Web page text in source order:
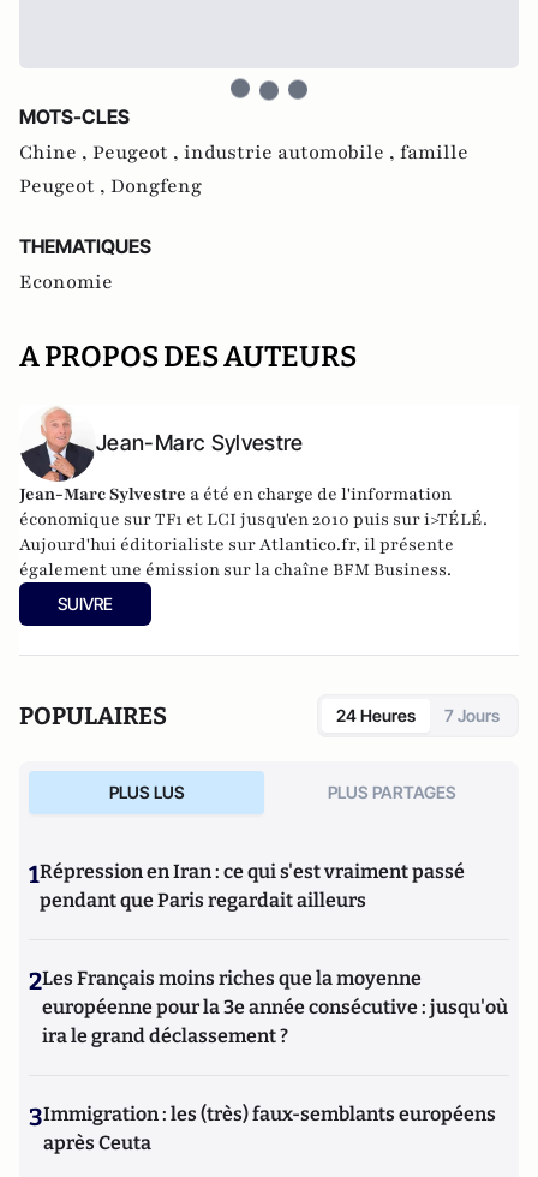
MOTS-CLES
Chine , Peugeot , industrie automobile , famille
Peugeot , Dongfeng
THEMATIQUES
Economie
A PROPOS DES AUTEURS
Jean-Marc Sylvestre
Jean-Marc Sylvestre a été en charge de l'information
économique sur TF1 et LCI jusqu'en 2010 puis sur i>TÉLÉ.
Aujourd'hui éditorialiste sur Atlantico.fr, il présente
également une émission sur la chaîne BFM Business.
SUIVRE
POPULAIRES 24 Heures 7 Jours
PLUS LUS PLUS PARTAGES
1Répression en Iran : ce qui s'est vraiment passé
pendant que Paris regardait ailleurs
2Les Français moins riches que la moyenne
européenne pour la 3e année consécutive : jusqu'où
ira le grand déclassement ?
3Immigration : les (très) faux-semblants européens
après Ceuta